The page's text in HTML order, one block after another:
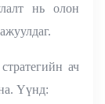
нь олон
ач
Үүнд: